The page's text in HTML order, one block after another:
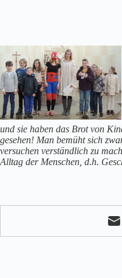
und sie haben das Brot von
gesehen! Man bemüht sich
versuchen verständlich zu
Alltag der Menschen, d.h.